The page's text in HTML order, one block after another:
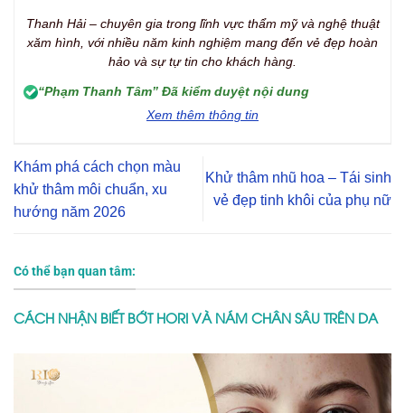
Thanh Hải – chuyên gia trong lĩnh vực thẩm mỹ và nghệ thuật
xăm hình, với nhiều năm kinh nghiệm mang đến vẻ đẹp hoàn
hảo và sự tự tin cho khách hàng.
“Phạm Thanh Tâm” Đã kiểm duyệt nội dung
Xem thêm thông tin
Khám phá cách chọn màu
khử thâm môi chuẩn, xu
hướng năm 2026
Khử thâm nhũ hoa – Tái sinh
vẻ đẹp tinh khôi của phụ nữ
Có thể bạn quan tâm:
CÁCH NHẬN BIẾT BỚT HORI VÀ NÁM CHÂN SÂU TRÊN DA